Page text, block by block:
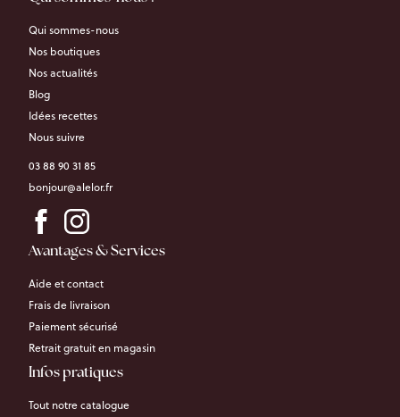
Qui sommes-nous
Nos boutiques
Nos actualités
Blog
Idées recettes
Nous suivre
03 88 90 31 85
bonjour@alelor.fr
Avantages & Services
Aide et contact
Frais de livraison
Paiement sécurisé
Retrait gratuit en magasin
Infos pratiques
Tout notre catalogue